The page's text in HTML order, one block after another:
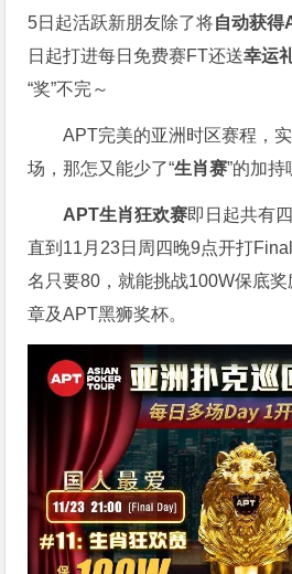
5日起活跃新朋友除了将自动获得
日起打进每日免费赛FT还送幸运
“奖”不完～
APT完美的亚洲时区赛程，
场，那怎又能少了“生肖赛”的加持
APT生肖狂欢赛即日起共有
直到11月23日周四晚9点开打
名只要80，就能挑战100W保底
章及APT黑狮奖杯。